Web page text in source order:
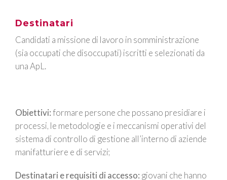
Destinatari
Candidati a missione di lavoro in somministrazione
(sia occupati che disoccupati) iscritti e selezionati da
una ApL.
Obiettivi:formare persone che possano presidiare i
processi, le metodologie e i meccanismi operativi del
sistema di controllo di gestione all’interno di aziende
manifatturiere e di servizi;
Destinatari e requisiti di accesso: giovani che hanno